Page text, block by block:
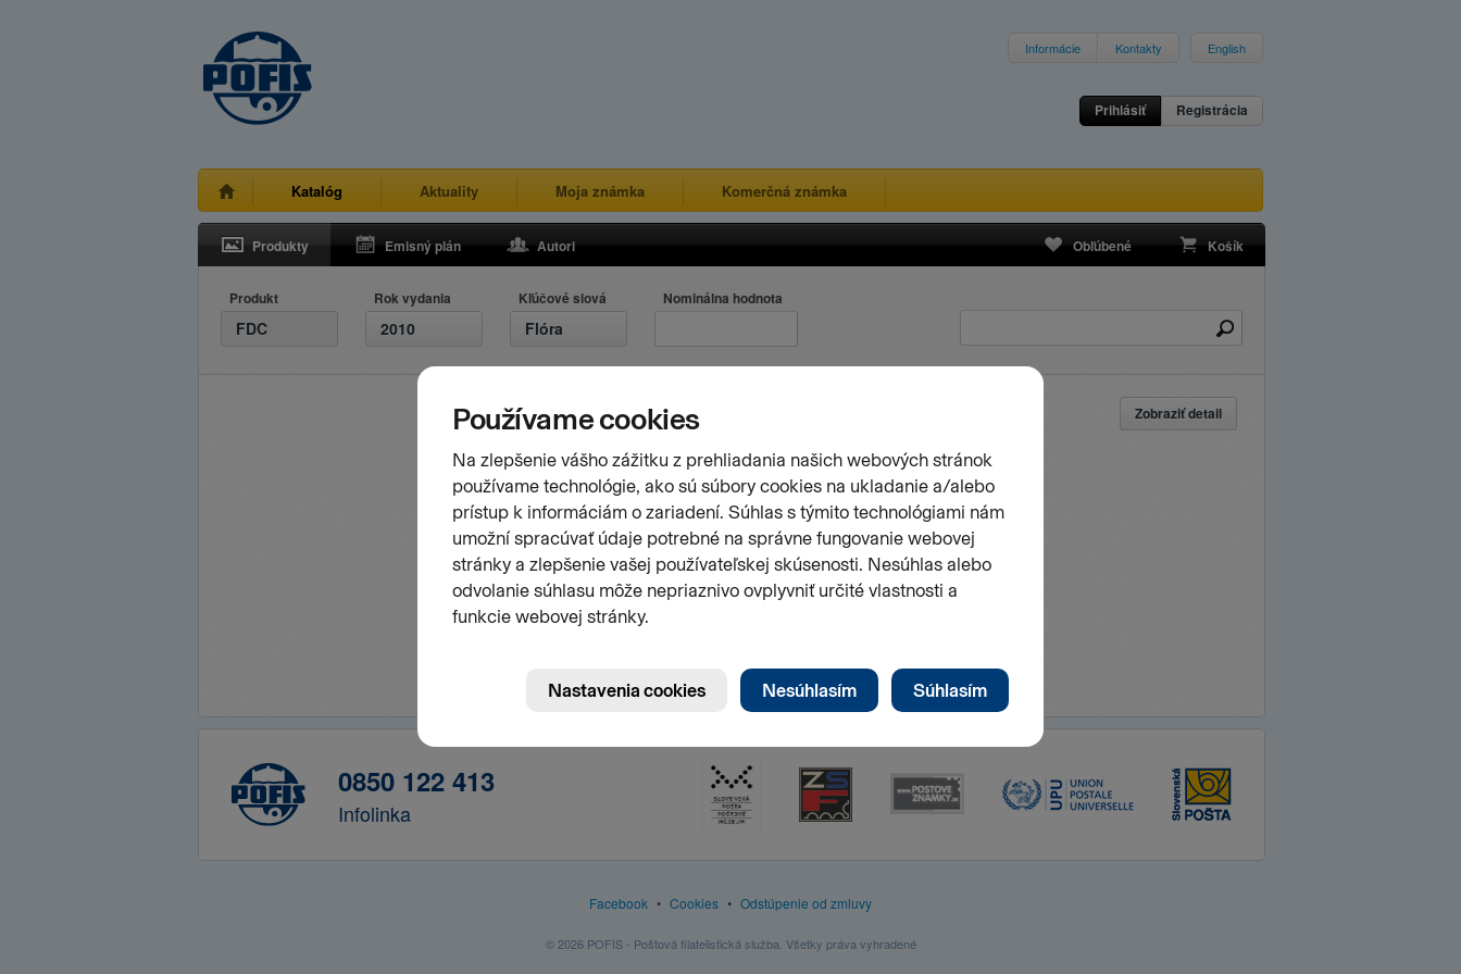
Informácie Kontakty English
Prihlásiť Registrácia
Katalóg Aktuality Moja známka Komerčná známka
Produkty Emisný plán Autori Obľúbené Košík
Produkt
FDC
Rok vydania
2010
Kľúčové slová
Flóra
Nominálna hodnota
Zobraziť detail
0850 122 413
Infolinka
Facebook • Cookies • Odstúpenie od zmluvy
© 2026 POFIS - Poštová filatelistická služba. Všetky práva vyhradené